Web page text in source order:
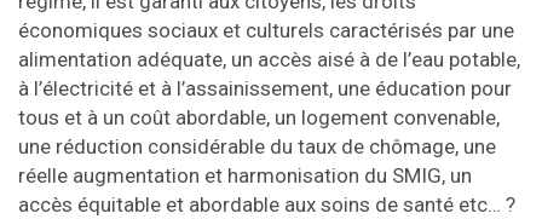
économiques sociaux et culturels caractérisés par une
alimentation adéquate, un accès aisé à de l’eau potable,
à l’électricité et à l’assainissement, une éducation pour
tous et à un coût abordable, un logement convenable,
une réduction considérable du taux de chômage, une
réelle augmentation et harmonisation du SMIG, un
accès équitable et abordable aux soins de santé etc… ?